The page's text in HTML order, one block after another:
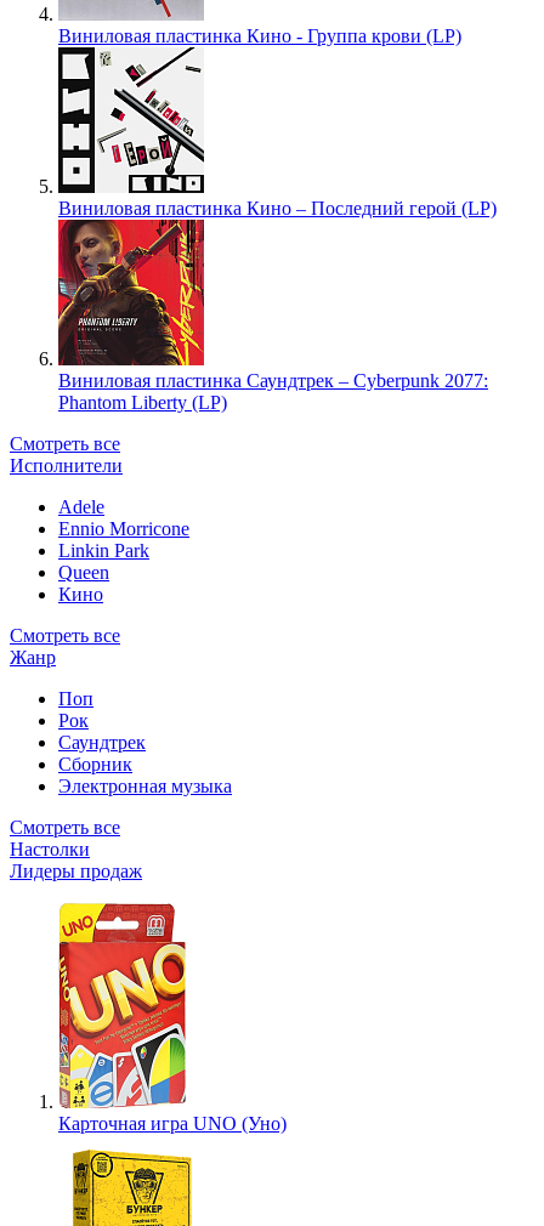
Виниловая пластинка Кино - Группа крови (LP)
Виниловая пластинка Кино – Последний герой (LP)
Виниловая пластинка Саундтрек – Cyberpunk 2077:
Phantom Liberty (LP)
Смотреть все
Исполнители
Adele
Ennio Morricone
Linkin Park
Queen
Кино
Смотреть все
Жанр
Поп
Рок
Саундтрек
Сборник
Электронная музыка
Смотреть все
Настолки
Лидеры продаж
Карточная игра UNO (Уно)